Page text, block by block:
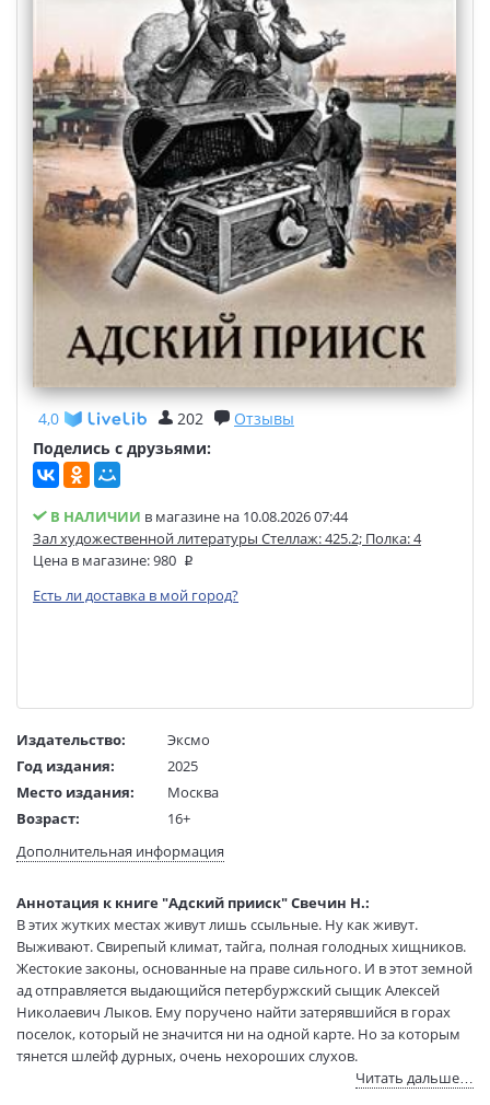
4,0 202
Отзывы
Поделись с друзьями:
В НАЛИЧИИ в магазине на 10.08.2026 07:44
Зал художественной литературы Стеллаж: 425.2; Полка: 4
Цена в магазине:980
Есть ли доставка в мой город?
Издательство:
Эксмо
Год издания:
2025
Место издания:
Москва
Возраст:
16+
Язык текста:
русский
Тип обложки:
Твердый переплет
Формат:
60х90 1/16
Размеры в мм
(ДхШхВ):
208x148x32
Вес:
405 гр.
Страниц:
352
Тираж:
12000 экз.
Дополнительная информация
Аннотация к книге "Адский прииск" Свечин Н.:
В этих жутких местах живут лишь ссыльные. Ну как живут.
Выживают. Свирепый климат, тайга, полная голодных хищников.
Жестокие законы, основанные на праве сильного. И в этот земной
ад отправляется выдающийся петербуржский сыщик Алексей
Николаевич Лыков. Ему поручено найти затерявшийся в горах
поселок, который не значится ни на одной карте. Но за которым
тянется шлейф дурных, очень нехороших слухов.
Читать дальше…